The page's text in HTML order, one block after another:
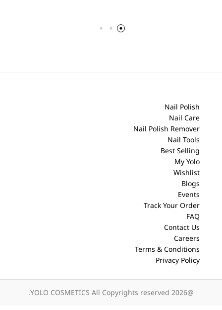
Nail Polish
Nail Care
Nail Polish Remover
Nail Tools
Best Selling
My Yolo
Wishlist
Blogs
Events
Track Your Order
FAQ
Contact Us
Careers
Terms & Conditions
Privacy Policy
@2026 YOLO COSMETICS All Copyrights reserved.